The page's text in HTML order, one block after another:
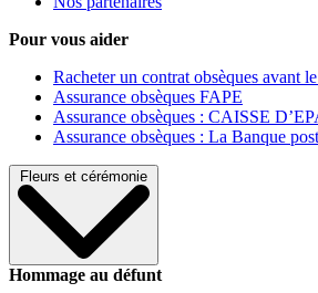
Pour vous aider
Racheter un contrat obsèques avant
Assurance obsèques FAPE
Assurance obsèques : CAISSE
Assurance obsèques : La Banque
Fleurs et cérémonie
Hommage au défunt